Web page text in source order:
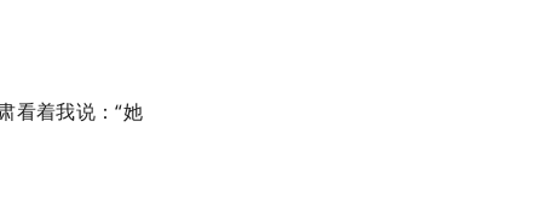
看着我说：“她